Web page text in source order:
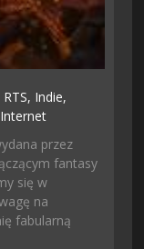
RTS, Indie,
Internet
przez
fantasy
się w
na
fabularną